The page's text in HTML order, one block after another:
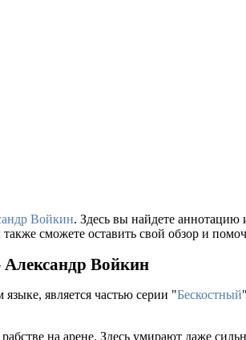
Войкин. Здесь вы найдете
сможете оставить свой обзор и
Войкин
является частью серии "Бескостный
на арене. Здесь умирают даже